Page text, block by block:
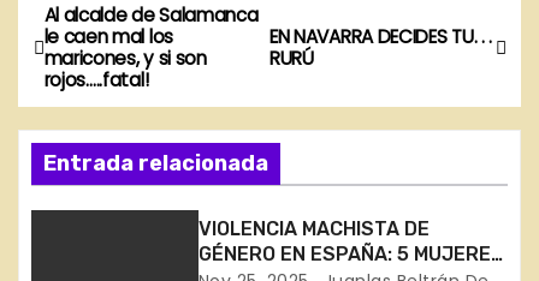
N
a
v
e
EN NAVARRA DECIDES TU. . .
RURÚ
Al alcalde de Salamanca
le caen mal los
maricones, y si son
rojos…..fatal!
Entrada relacionada
VIOLENCIA MACHISTA DE
GÉNERO EN ESPAÑA: 5 MUJERES